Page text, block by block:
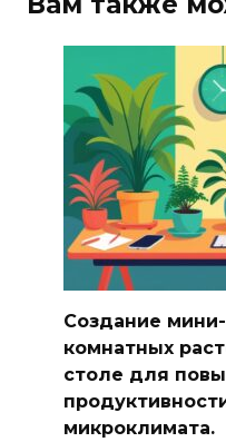
Создание
комнатных
столе для
микроклимата.